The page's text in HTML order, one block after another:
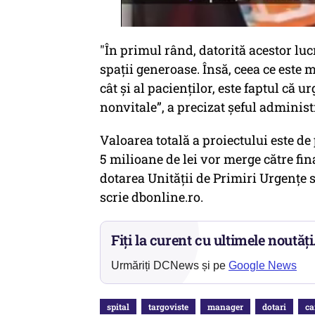
"În primul rând, datorită acestor
spații generoase. Însă, ceea ce
cât și al pacienților, este faptul că
nonvitale”, a precizat șeful
Valoarea totală a proiectului este
5 milioane de lei vor merge către
dotarea Unităţii de Primiri Urgențe
scrie dbonline.ro.
Fiți la curent cu ultimele
Urmăriți DCNews și pe Google News
spital targoviste manager dotari